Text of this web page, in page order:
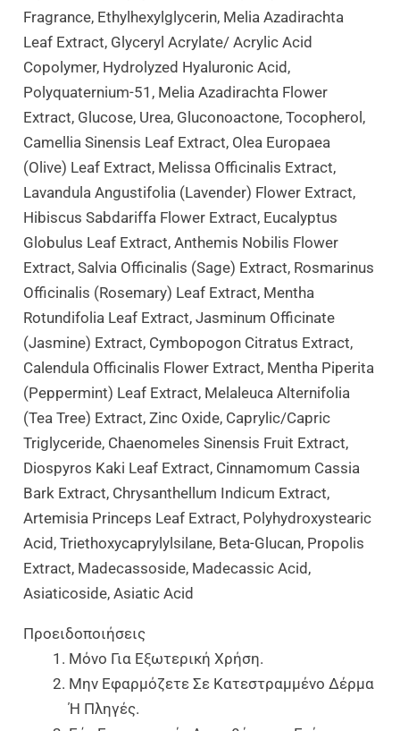
Fragrance, Ethylhexylglycerin, Melia Azadirachta
Leaf Extract, Glyceryl Acrylate/ Acrylic Acid
Copolymer, Hydrolyzed Hyaluronic Acid,
Polyquaternium-51, Melia Azadirachta Flower
Extract, Glucose, Urea, Gluconoactone, Tocopherol,
Camellia Sinensis Leaf Extract, Olea Europaea
(Olive) Leaf Extract, Melissa Officinalis Extract,
Lavandula Angustifolia (Lavender) Flower Extract,
Hibiscus Sabdariffa Flower Extract, Eucalyptus
Globulus Leaf Extract, Anthemis Nobilis Flower
Extract, Salvia Officinalis (Sage) Extract, Rosmarinus
Officinalis (Rosemary) Leaf Extract, Mentha
Rotundifolia Leaf Extract, Jasminum Officinate
(Jasmine) Extract, Cymbopogon Citratus Extract,
Calendula Officinalis Flower Extract, Mentha Piperita
(Peppermint) Leaf Extract, Melaleuca Alternifolia
(Tea Tree) Extract, Zinc Oxide, Caprylic/Capric
Triglyceride, Chaenomeles Sinensis Fruit Extract,
Diospyros Kaki Leaf Extract, Cinnamomum Cassia
Bark Extract, Chrysanthellum Indicum Extract,
Artemisia Princeps Leaf Extract, Polyhydroxystearic
Acid, Triethoxycaprylylsilane, Beta-Glucan, Propolis
Extract, Madecassoside, Madecassic Acid,
Asiaticoside, Asiatic Acid
Προειδοποιήσεις
Μόνο Για Εξωτερική Χρήση.
Μην Εφαρμόζετε Σε Κατεστραμμένο Δέρμα
Ή Πληγές.